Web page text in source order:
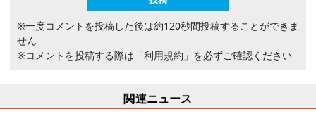
※一度コメントを投稿した後は約120秒間投稿することができま
せん
※コメントを投稿する際は 「利用規約」 を必ずご確認ください
関連ニュース